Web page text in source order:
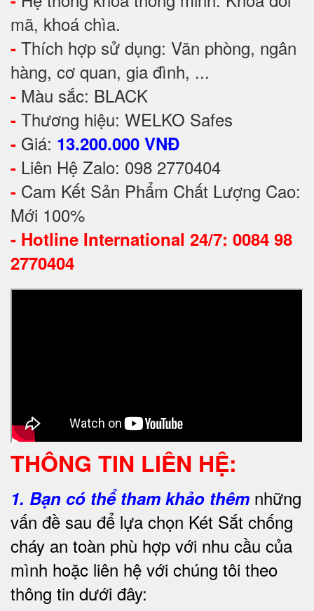
mã, khoá chìa.
- Thích hợp sử dụng: Văn phòng, ngân
hàng, cơ quan, gia đình, ...
- Màu sắc: BLACK
- Thương hiệu: WELKO Safes
- Giá: 13.200.000 VNĐ
- Liên Hệ Zalo: 098 2770404
- Cam Kết Sản Phẩm Chất Lượng Cao:
Mới 100%
- Hotline International 24/7: 0084 98
2770404
THÔNG TIN LIÊN HỆ:
1. Bạn có thể tham khảo thêm những
vấn đề sau để lựa chọn Két Sắt chống
cháy an toàn phù hợp với nhu cầu của
mình hoặc liên hệ với chúng tôi theo
thông tin dưới đây: